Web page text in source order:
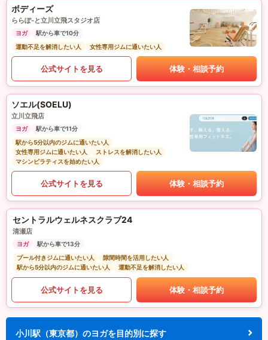
ボディーズ
ららぽ-と立川立飛スタジオ店
ヨガ
駅から車で10分
運動不足を解消したい人
女性専用ジムに通いたい人
公式サイトを見る 体験・相談予約
ソエル(SOELU)
立川立飛店
ヨガ
駅から車で11分
駅から5分以内のジムに通いたい人
女性専用ジムに通いたい人
ストレスを解消したい人
マシンピラティスを始めたい人
公式サイトを見る 体験・相談予約
セントラルウェルネスクラブ24
清瀬店
ヨガ
駅から車で13分
プール付きジムに通いたい人
隙間時間を活用したい人
駅から5分以内のジムに通いたい人
運動不足を解消したい人
公式サイトを見る 体験・相談予約
小川駅（東京都）のヨガを目的別に探す